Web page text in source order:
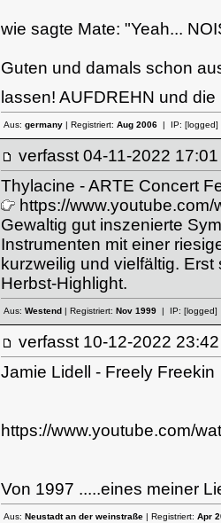
wie sagte Mate: "Yeah...
Guten und damals schon
lassen! AUFDREHN und
Aus: germany| Registriert: Aug 2006| IP: [logged]
verfasst 04-11-2022
Thylacine - ARTE Concert
https://
Gewaltig gut inszenierte
Instrumenten mit einer
kurzweilig und vielfältig.
Herbst-Highlight.
Aus: Westend| Registriert: Nov 1999| IP: [logged]
verfasst 10-12-2022
Jamie Lidell - Freely Freekin
https://www.youtube.com/
Von 1997 .....eines meiner
Aus: Neustadt an der weinstraße| Registriert: Apr